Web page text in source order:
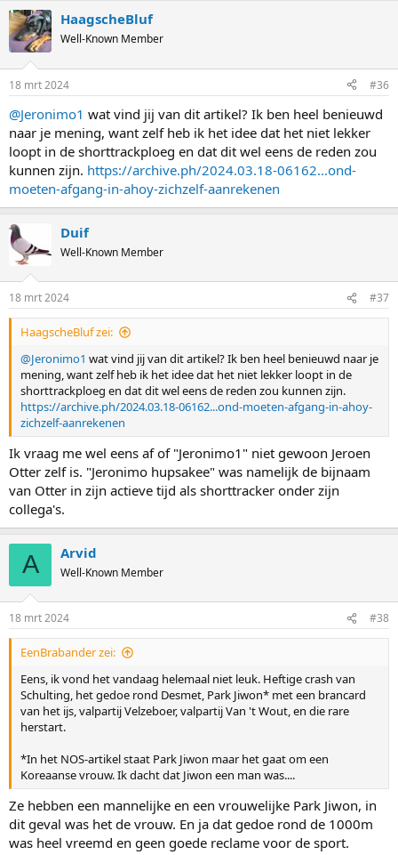
HaagscheBluf
Well-Known Member
18 mrt 2024 #36
@Jeronimo1 wat vind jij van dit artikel? Ik ben heel benieuwd
naar je mening, want zelf heb ik het idee dat het niet lekker
loopt in de shorttrackploeg en dat dit wel eens de reden zou
kunnen zijn. https://archive.ph/2024.03.18-06162...ond-
moeten-afgang-in-ahoy-zichzelf-aanrekenen
Duif
Well-Known Member
18 mrt 2024 #37
HaagscheBluf zei:
@Jeronimo1 wat vind jij van dit artikel? Ik ben heel benieuwd naar je
mening, want zelf heb ik het idee dat het niet lekker loopt in de
shorttrackploeg en dat dit wel eens de reden zou kunnen zijn.
https://archive.ph/2024.03.18-06162...ond-moeten-afgang-in-ahoy-
zichzelf-aanrekenen
Ik vraag me wel eens af of "Jeronimo1" niet gewoon Jeroen
Otter zelf is. "Jeronimo hupsakee" was namelijk de bijnaam
van Otter in zijn actieve tijd als shorttracker onder zijn
collega's.
A Arvid
Well-Known Member
18 mrt 2024 #38
EenBrabander zei:
Eens, ik vond het vandaag helemaal niet leuk. Heftige crash van
Schulting, het gedoe rond Desmet, Park Jiwon* met een brancard
van het ijs, valpartij Velzeboer, valpartij Van 't Wout, en die rare
herstart.
*In het NOS-artikel staat Park Jiwon maar het gaat om een
Koreaanse vrouw. Ik dacht dat Jiwon een man was....
Ze hebben een mannelijke en een vrouwelijke Park Jiwon, in
dit geval was het de vrouw. En ja dat gedoe rond de 1000m
was heel vreemd en geen goede reclame voor de sport.